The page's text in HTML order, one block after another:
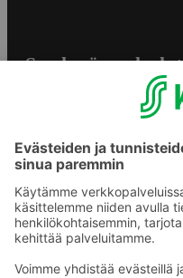
S-ryhmän palvelut
Yhteishyvä Ruoka -sovellus
S-ostoslista -sovellus
Prisma.fi
Sokos.fi
S-Pankki